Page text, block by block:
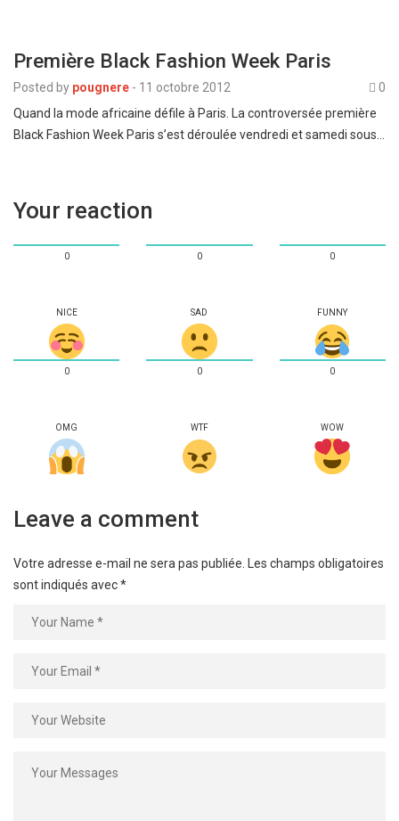
Première Black Fashion Week Paris
Posted by pougnere - 11 octobre 2012
0
Quand la mode africaine défile à Paris. La controversée première
Black Fashion Week Paris s’est déroulée vendredi et samedi sous…
Your reaction
0
NICE
0
SAD
0
FUNNY
0
OMG
0
WTF
0
WOW
Leave a comment
Votre adresse e-mail ne sera pas publiée.
Les champs obligatoires
sont indiqués avec*